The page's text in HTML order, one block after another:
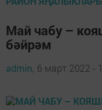
Май чабу –
бәйрәм
admin, 6 март 2022 -